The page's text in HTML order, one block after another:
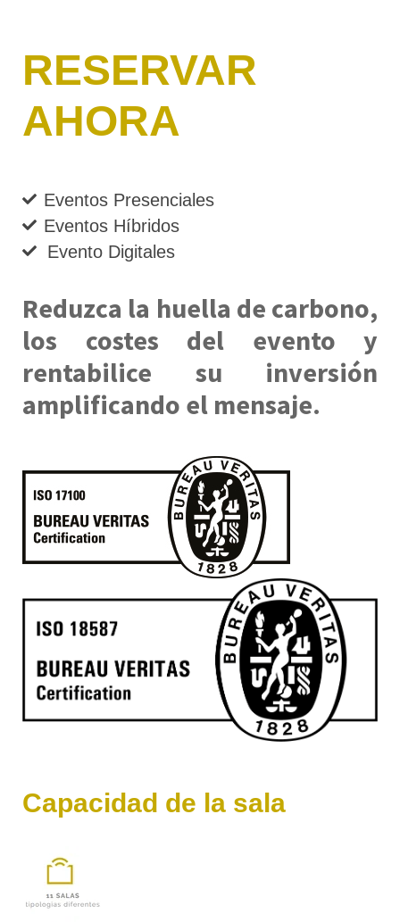
RESERVAR
AHORA
Eventos Presenciales
Eventos Híbridos
Evento Digitales
Reduzca la huella de carbono,
los costes del evento y
rentabilice su inversión
amplificando el mensaje.
Capacidad de la sala